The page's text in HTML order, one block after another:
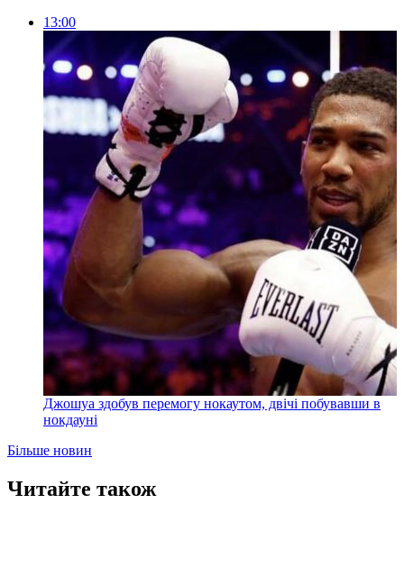
13:00
Джошуа здобув перемогу нокаутом, двічі побувавши в
нокдауні
Більше новин
Читайте також